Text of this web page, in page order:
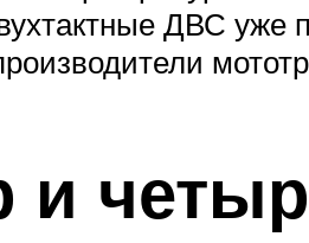
ДВС уже
и